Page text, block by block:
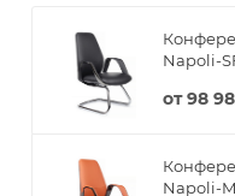
Napoli-
от98
Napoli-M